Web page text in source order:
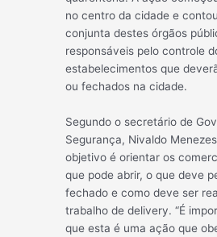
no centro da cidade e
conjunta destes órgãos
responsáveis pelo controle
estabelecimentos que
ou fechados na cidade.
Segundo o secretário de
Segurança, Nivaldo
objetivo é orientar os
que pode abrir, o que deve
fechado e como deve ser
trabalho de delivery. “É
que esta é uma ação que